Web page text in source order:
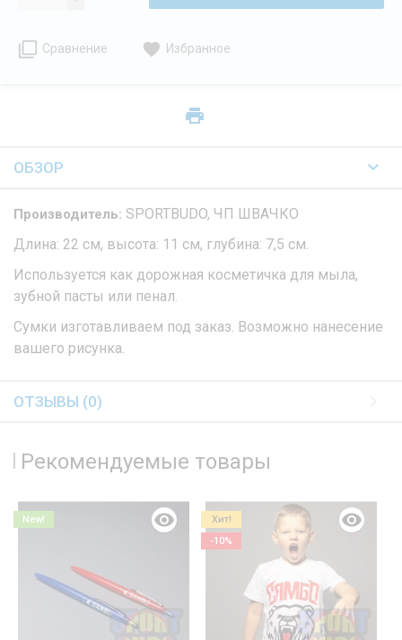
Сравнение Избранное
ОБЗОР
Производитель: SPORTBUDO, ЧП ШВАЧКО
Длина: 22 см, высота: 11 см, глубина: 7,5 см.
Используется как дорожная косметичка для мыла,
зубной пасты или пенал.
Сумки изготавливаем под заказ. Возможно нанесение
вашего рисунка.
ОТЗЫВЫ (0)
Рекомендуемые товары
New!
Хит!
-10%